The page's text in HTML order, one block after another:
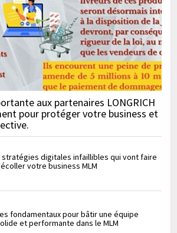
aux partenaires LONGRICH
pour protéger votre business et
stratégies digitales infaillibles qui vont faire
votre business MLM
fondamentaux pour bâtir une équipe
et performante dans le MLM